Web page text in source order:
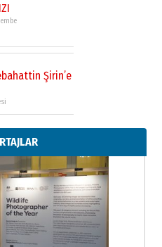
Şirin’e